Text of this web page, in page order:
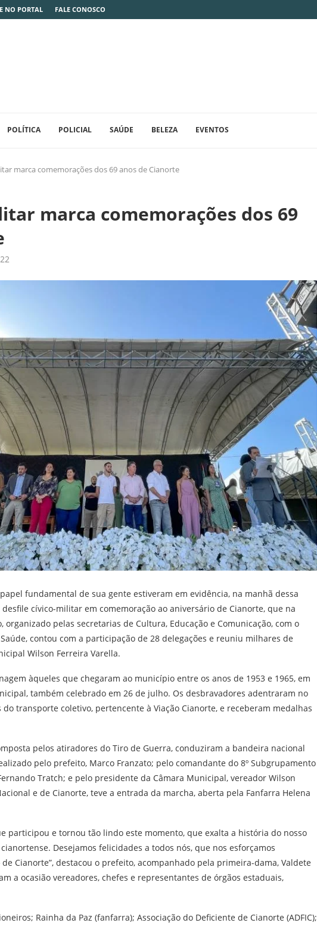
NO PORTAL FALE CONOSCO
POLÍTICA POLICIAL SAÚDE BELEZA EVENTOS
marca comemorações dos 69 anos de Cianorte
marca comemorações dos 69
fundamental de sua gente estiveram em evidência, na manhã dessa
cívico-militar em comemoração ao aniversário de Cianorte, que na
organizado pelas secretarias de Cultura, Educação e Comunicação, com o
contou com a participação de 28 delegações e reuniu milhares de
Wilson Ferreira Varella.
àqueles que chegaram ao município entre os anos de 1953 e 1965, em
também celebrado em 26 de julho. Os desbravadores adentraram no
transporte coletivo, pertencente à Viação Cianorte, e receberam medalhas
pelos atiradores do Tiro de Guerra, conduziram a bandeira nacional
pelo prefeito, Marco Franzato; pelo comandante do 8º Subgrupamento
Tratch; e pelo presidente da Câmara Municipal, vereador Wilson
e de Cianorte, teve a entrada da marcha, aberta pela Fanfarra Helena
participou e tornou tão lindo este momento, que exalta a história do nosso
Desejamos felicidades a todos nós, que nos esforçamos
Cianorte”, destacou o prefeito, acompanhado pela primeira-dama, Valdete
a ocasião vereadores, chefes e representantes de órgãos estaduais,
Rainha da Paz (fanfarra); Associação do Deficiente de Cianorte (ADFIC);